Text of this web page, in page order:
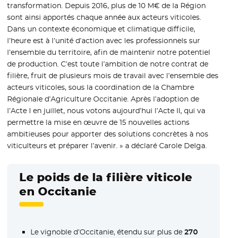
transformation. Depuis 2016, plus de 10 M€ de la Région
sont ainsi apportés chaque année aux acteurs viticoles.
Dans un contexte économique et climatique difficile,
l’heure est à l’unité d’action avec les professionnels sur
l’ensemble du territoire, afin de maintenir notre potentiel
de production. C’est toute l’ambition de notre contrat de
filière, fruit de plusieurs mois de travail avec l’ensemble des
acteurs viticoles, sous la coordination de la Chambre
Régionale d’Agriculture Occitanie. Après l’adoption de
l’Acte I en juillet, nous votons aujourd’hui l’Acte II, qui va
permettre la mise en œuvre de 15 nouvelles actions
ambitieuses pour apporter des solutions concrètes à nos
viticulteurs et préparer l’avenir. » a déclaré Carole Delga.
Le poids de la filière viticole
en Occitanie
Le vignoble d’Occitanie, étendu sur plus de 270